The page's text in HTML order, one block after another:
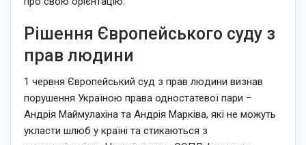
Рішення Європейського суду з
прав людини
1 червня Європейський суд з прав людини визнав
порушення Україною права одностатевої пари –
Андрія Маймулахіна та Андрія Марківа, які не можуть
укласти шлюб у країні та стикаються з